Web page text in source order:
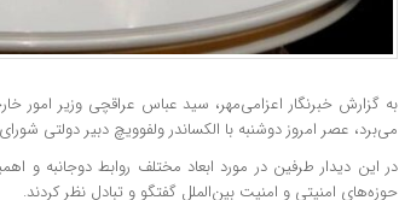
به گزارش خبرنگار اعزامی‌مهر، سید عباس عراقچی وزیر امور
می‌برد، عصر امروز دوشنبه با الکساندر ولفوویچ دبیر دولتی
در این دیدار طرفین در مورد ابعاد مختلف روابط دوجانبه و
حوزه‌های امنیتی و امنیت بین‌الملل گفتگو و تبادل نظر کردند.